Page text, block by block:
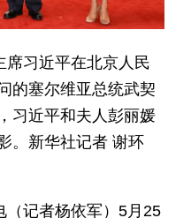
席习近平在北京人民
的塞尔维亚总统武契
习近平和夫人彭丽媛
。新华社记者 谢环
（记者杨依军）5月25